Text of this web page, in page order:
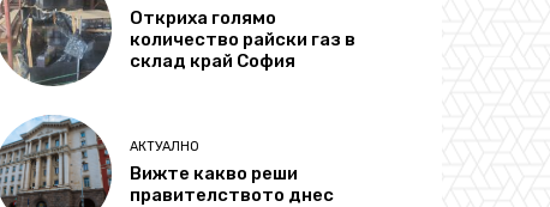
Откриха голямо
количество райски газ в
склад край София
АКТУАЛНО
Вижте какво реши
правителството днес